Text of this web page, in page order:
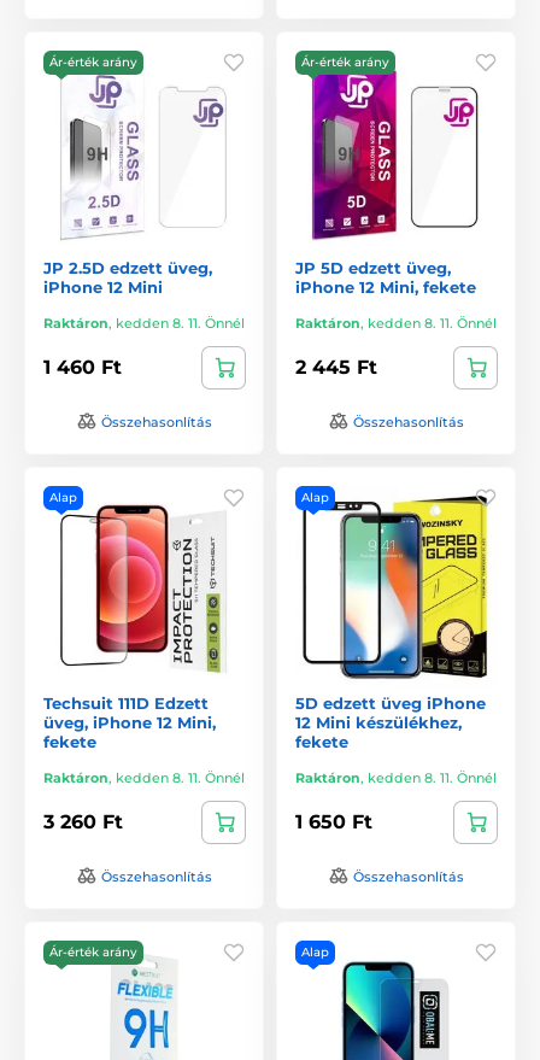
Ár-érték arány
JP 2.5D edzett üveg,
iPhone 12 Mini
Raktáron, kedden 8. 11. Önnél
1 460 Ft
Összehasonlítás
Ár-érték arány
JP 5D edzett üveg,
iPhone 12 Mini, fekete
Raktáron, kedden 8. 11. Önnél
2 445 Ft
Összehasonlítás
Alap
Techsuit 111D Edzett
üveg, iPhone 12 Mini,
fekete
Raktáron, kedden 8. 11. Önnél
3 260 Ft
Összehasonlítás
Alap
5D edzett üveg iPhone
12 Mini készülékhez,
fekete
Raktáron, kedden 8. 11. Önnél
1 650 Ft
Összehasonlítás
Ár-érték arány Alap